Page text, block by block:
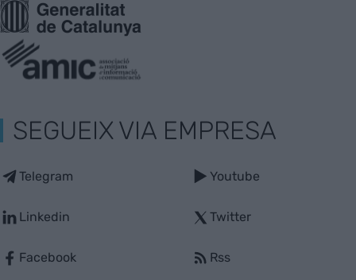
SEGUEIX VIA EMPRESA
Telegram
Linkedin
Facebook
Youtube
Twitter
Rss